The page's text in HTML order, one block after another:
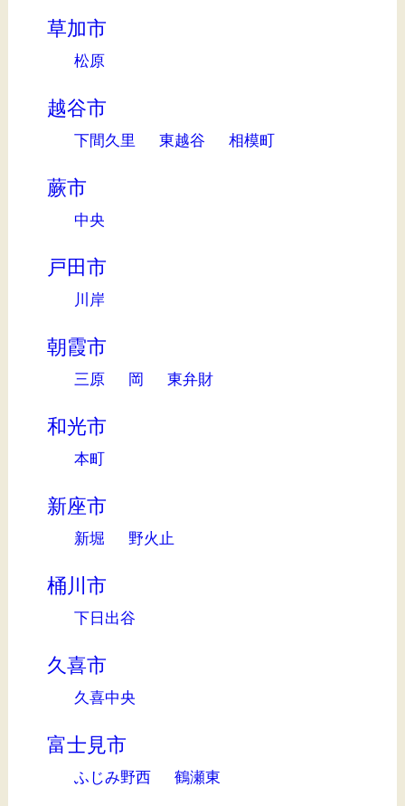
草加市
松原
越谷市
下間久里 東越谷 相模町
蕨市
中央
戸田市
川岸
朝霞市
三原 岡 東弁財
和光市
本町
新座市
新堀 野火止
桶川市
下日出谷
久喜市
久喜中央
富士見市
ふじみ野西 鶴瀬東